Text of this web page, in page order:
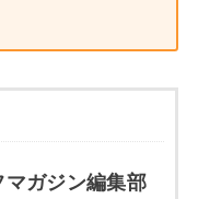
ガジン編集部